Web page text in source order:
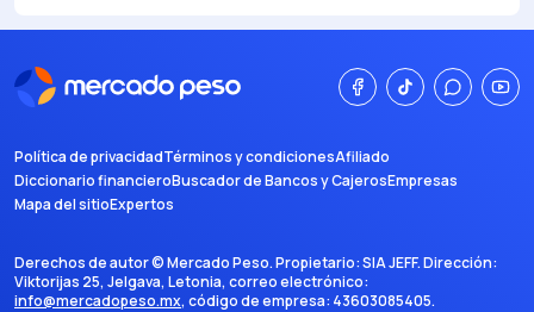
Política de privacidadTérminos y condicionesAfiliado
Diccionario financieroBuscador de Bancos y CajerosEmpresas
Mapa del sitioExpertos
Derechos de autor ©Mercado Peso. Propietario:SIA JEFF. Dirección:
Viktorijas 25, Jelgava, Letonia, correo electrónico:
info@mercadopeso.mx, código de empresa: 43603085405.